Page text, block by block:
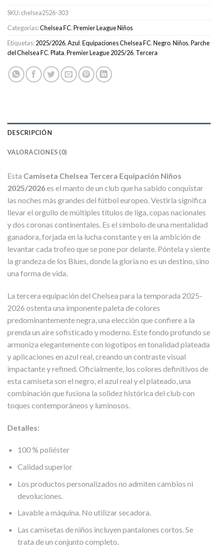
SKU:chelsea2526-303
Categorías:Chelsea FC,Premier League Niños
Etiquetas:2025/2026,Azul,Equipaciones Chelsea FC,Negro,Niños,Parche
del Chelsea FC,Plata,Premier League 2025/26, Tercera
DESCRIPCIÓN
VALORACIONES (0)
Esta Camiseta Chelsea Tercera Equipación Niños
2025/2026es el manto de un club que ha sabido conquistar
las noches más grandes del fútbol europeo. Vestirla significa
llevar el orgullo de múltiples títulos de liga, copas nacionales
y dos coronas continentales. Es el símbolo de una mentalidad
ganadora, forjada en la lucha constante y en la ambición de
levantar cada trofeo que se pone por delante. Póntela y siente
la grandeza de los Blues, donde la gloria no es un destino, sino
una forma de vida.
La tercera equipación del Chelsea para la temporada 2025-
2026 ostenta una imponente paleta de colores
predominantemente negra, una elección que confiere a la
prenda un aire sofisticado y moderno. Este fondo profundo se
armoniza elegantemente con logotipos en tonalidad plateada
y aplicaciones en azul real, creando un contraste visual
impactante y refined. Oficialmente, los colores definitivos de
esta camiseta son el negro, el azul real y el plateado, una
combinación que fusiona la solidez histórica del club con
toques contemporáneos y luminosos.
Detalles:
100 % poliéster
Calidad superior
Los productos personalizados no admiten cambios ni
devoluciones.
Lavable a máquina. No utilizar secadora.
Las camisetas de niños incluyen pantalones cortos. Se
trata de un conjunto completo.